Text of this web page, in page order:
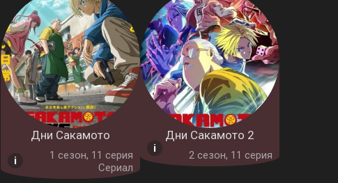
Дни Сакамото
1 cезон, 11 серия
Сериал
Дни Сакамото 2
2 cезон, 11 серия